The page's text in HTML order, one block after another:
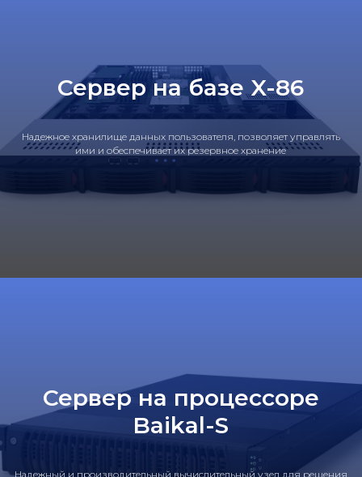
Сервер на базе X-86
Надежное хранилище данных пользователя, позволяет управлять
ими и обеспечивает их резервное хранение
Сервер на процессоре
Baikal-S
Надежный и производительный вычислительный узел для решения